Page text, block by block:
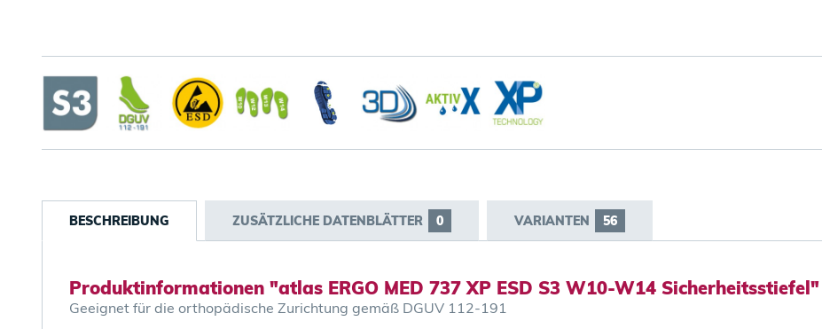
BESCHREIBUNG ZUSÄTZLICHE DATENBLÄTTER 0 VARIANTEN 56
Produktinformationen "atlas ERGO MED 737 XP ESD S3 W10-W14 Sicherheitsstiefel"
Geeignet für die orthopädische Zurichtung gemäß DGUV 112-191